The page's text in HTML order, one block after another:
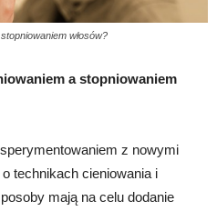
włosów?
a stopniowaniem
z nowymi
technikach cieniowania i
mają na celu dodanie